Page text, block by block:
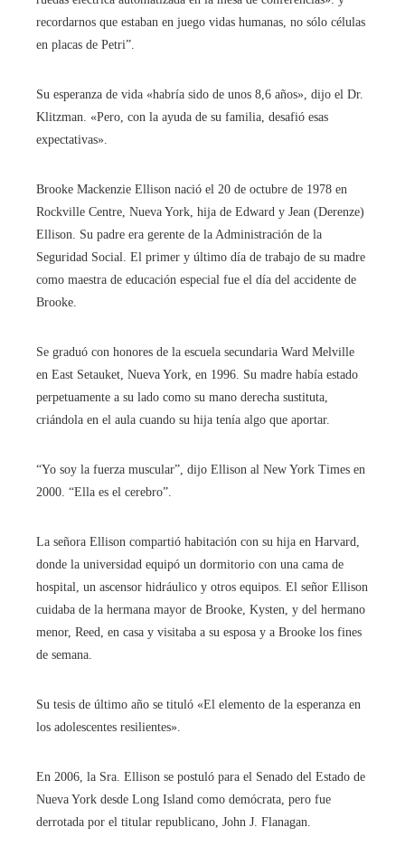
recordarnos que estaban en juego vidas humanas, no sólo células
en placas de Petri”.
Su esperanza de vida «habría sido de unos 8,6 años», dijo el Dr.
Klitzman. «Pero, con la ayuda de su familia, desafió esas
expectativas».
Brooke Mackenzie Ellison nació el 20 de octubre de 1978 en
Rockville Centre, Nueva York, hija de Edward y Jean (Derenze)
Ellison. Su padre era gerente de la Administración de la
Seguridad Social. El primer y último día de trabajo de su madre
como maestra de educación especial fue el día del accidente de
Brooke.
Se graduó con honores de la escuela secundaria Ward Melville
en East Setauket, Nueva York, en 1996. Su madre había estado
perpetuamente a su lado como su mano derecha sustituta,
criándola en el aula cuando su hija tenía algo que aportar.
“Yo soy la fuerza muscular”, dijo Ellison al New York Times en
2000. “Ella es el cerebro”.
La señora Ellison compartió habitación con su hija en Harvard,
donde la universidad equipó un dormitorio con una cama de
hospital, un ascensor hidráulico y otros equipos. El señor Ellison
cuidaba de la hermana mayor de Brooke, Kysten, y del hermano
menor, Reed, en casa y visitaba a su esposa y a Brooke los fines
de semana.
Su tesis de último año se tituló «El elemento de la esperanza en
los adolescentes resilientes».
En 2006, la Sra. Ellison se postuló para el Senado del Estado de
Nueva York desde Long Island como demócrata, pero fue
derrotada por el titular republicano, John J. Flanagan.